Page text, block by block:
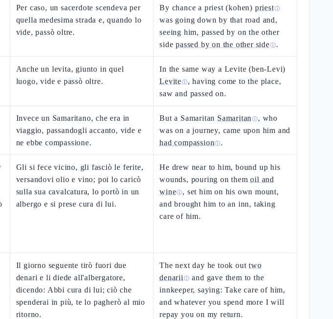
Per caso, un sacerdote scendeva per
quella medesima strada e, quando lo
vide, passò oltre.
By chance a priest (kohen) priestⓘ
was going down by that road and,
seeing him, passed by on the other
sidepassed by on the other sideⓘ.
Anche un levita, giunto in quel
luogo, vide e passò oltre.
In the same way a Levite (ben-Levi)
Leviteⓘ, having come to the place,
saw and passed on.
Invece un Samaritano, che era in
viaggio, passandogli accanto, vide e
ne ebbe compassione.
But a Samaritan Samaritan ⓘ, who
was on a journey, came upon him and
had compassion ⓘ.
Gli si fece vicino, gli fasciò le ferite,
versandovi olio e vino; poi lo caricò
sulla sua cavalcatura, lo portò in un
albergo e si prese cura di lui.
He drew near to him, bound up his
wounds, pouring on themoil and
wineⓘ, set him on his own mount,
and brought him to an inn, taking
care of him.
Il giorno seguente tirò fuori due
denari e li diede all'albergatore,
dicendo: Abbi cura di lui; ciò che
spenderai in più, te lo pagherò al mio
ritorno.
The next day he took outtwo
denarii ⓘ and gave them to the
innkeeper, saying: Take care of him,
and whatever you spend more I will
repay you on my return.